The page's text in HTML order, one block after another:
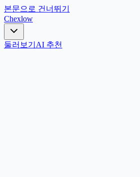
본문으로 건너뛰기
Chexlow
둘러보기 AI 추천